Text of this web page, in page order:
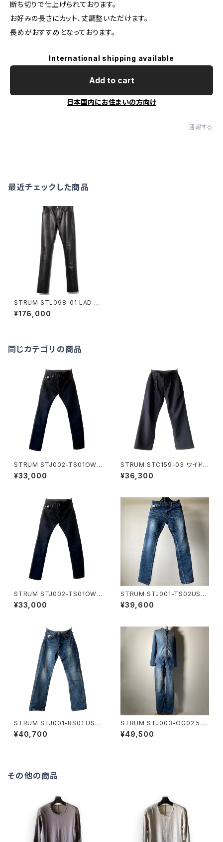
断ち切りで仕上げられております。
お好みの長さにカット、丈調整いただけます。
長めがおすすめとなっております。
International shipping available
Add to cart
日本国内にお住まいの方向け
通報する
最近チェックした商品
STRUM STL098-01 LAD G
EAR BLACK
¥176,000
同じカテゴリの商品
STRUM STJ002-TS01OW-
BLACK
¥33,000
STRUM STC159-03 ワイドパ
ンツ
¥36,300
STRUM STJ002-TS01OW-
BLACK
¥33,000
STRUM STJ001-TS02USE
D-INDIGO
¥39,600
STRUM STJ001-RS01 USE
D-INDIGO
¥40,700
STRUM STJ003-OG02 5.3
oz DENIM SINGLE RIDERS
COVERALLS
¥49,500
その他の商品